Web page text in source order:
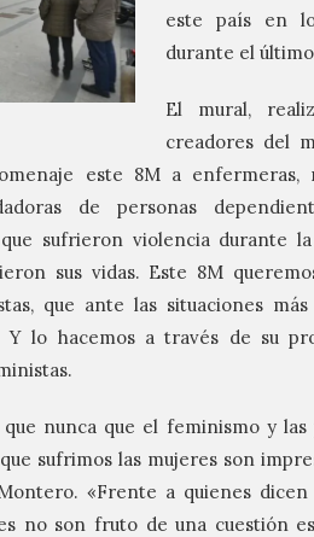
este país en
durante el
El mural,
creadores del
este 8M a enfermeras,
de personas
sufrieron violencia durante
sus vidas. Este 8M
que ante las situaciones
Y lo hacemos a través de su
nunca que el feminismo y
sufrimos las mujeres son
«Frente a quienes
no son fruto de una cuestión